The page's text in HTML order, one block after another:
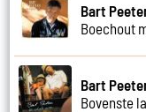
Bart
Boechout
Bart
Bovenste la